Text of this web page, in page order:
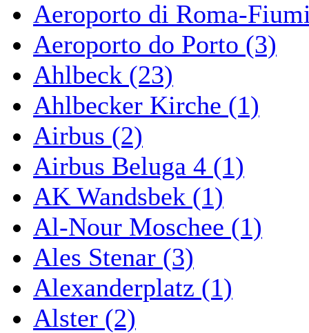
Aeroporto di Roma-
Aeroporto do Porto (3)
Ahlbeck (23)
Ahlbecker Kirche (1)
Airbus (2)
Airbus Beluga 4 (1)
AK Wandsbek (1)
Al-Nour Moschee (1)
Ales Stenar (3)
Alexanderplatz (1)
Alster (2)